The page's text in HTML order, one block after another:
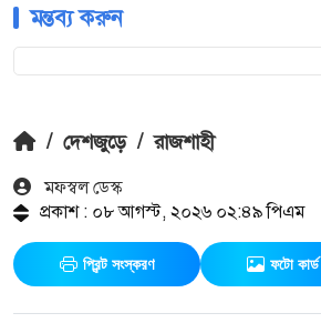
মন্তব্য করুন
/ দেশজুড়ে / রাজশাহী
মফস্বল ডেস্ক
প্রকাশ : ০৮ আগস্ট, ২০২৬ ০২:৪৯ পিএম
প্রিন্ট সংস্করণ ফটো কার্ড